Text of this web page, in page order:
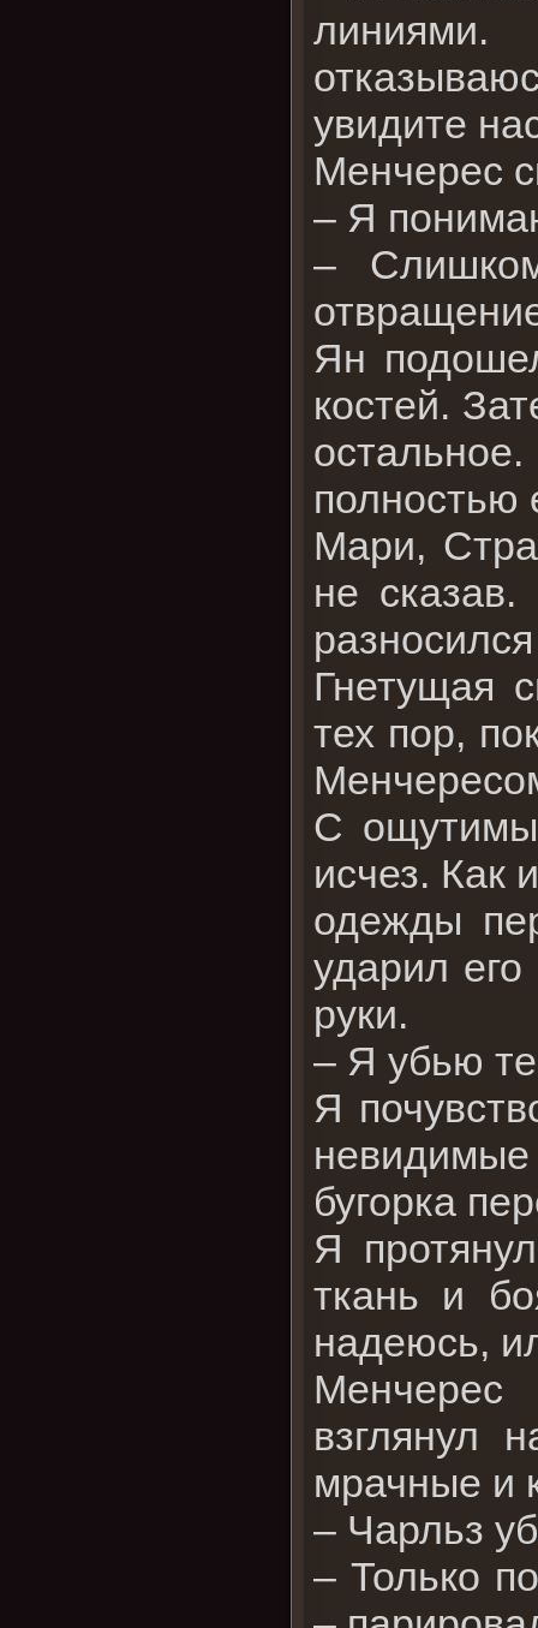
увидите
Менчерес
– Я
–
Ян
костей.
полностью
Мари,
не
Гнетущая
тех пор,
С
исчез. Как
одежды
ударил
руки.
– Я убью
Я
бугорка
Я
ткань и
надеюсь,
Менчерес
взглянул
мрачные и
– Чарльз
– Только